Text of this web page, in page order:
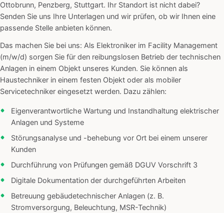
Ottobrunn, Penzberg, Stuttgart. Ihr Standort ist nicht dabei?
Senden Sie uns Ihre Unterlagen und wir prüfen, ob wir Ihnen eine
passende Stelle anbieten können.
Das machen Sie bei uns: Als Elektroniker im Facility Management
(m/w/d) sorgen Sie für den reibungslosen Betrieb der technischen
Anlagen in einem Objekt unseres Kunden. Sie können als
Haustechniker in einem festen Objekt oder als mobiler
Servicetechniker eingesetzt werden. Dazu zählen:
Eigenverantwortliche Wartung und Instandhaltung elektrischer
Anlagen und Systeme
Störungsanalyse und -behebung vor Ort bei einem unserer
Kunden
Durchführung von Prüfungen gemäß DGUV Vorschrift 3
Digitale Dokumentation der durchgeführten Arbeiten
Betreuung gebäudetechnischer Anlagen (z. B.
Stromversorgung, Beleuchtung, MSR-Technik)